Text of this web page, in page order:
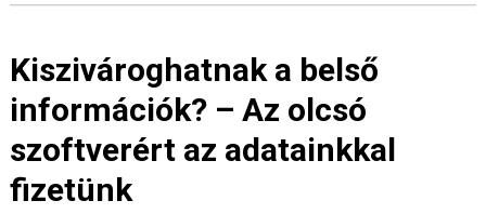
Kiszivároghatnak a belső
információk? – Az olcsó
szoftverért az adatainkkal
fizetünk